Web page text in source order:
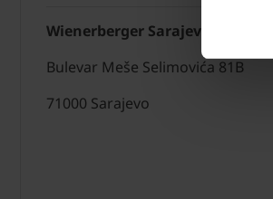
Wienerberger Sarajevo d.o.o
Bulevar Meše Selimovića 81B
71000 Sarajevo